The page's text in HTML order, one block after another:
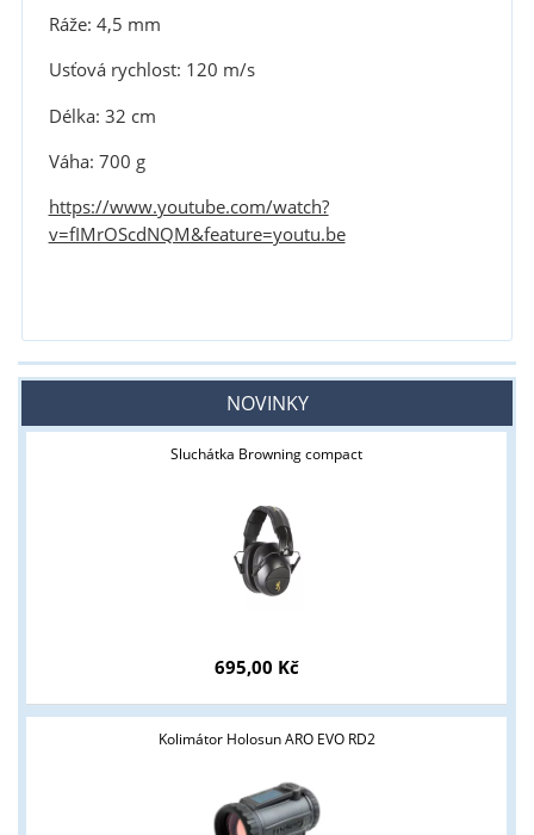
Ráže: 4,5 mm
Usťová rychlost: 120 m/s
Délka: 32 cm
Váha: 700 g
https://www.youtube.com/watch?
v=fIMrOScdNQM&feature=youtu.be
NOVINKY
Sluchátka Browning compact
695,00 Kč
Kolimátor Holosun ARO EVO RD2